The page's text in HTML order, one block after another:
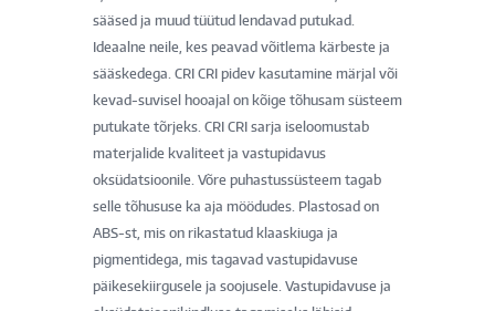
sääsed ja muud tüütud lendavad putukad.
Ideaalne neile, kes peavad võitlema kärbeste ja
sääskedega. CRI CRI pidev kasutamine märjal või
kevad-suvisel hooajal on kõige tõhusam süsteem
putukate tõrjeks. CRI CRI sarja iseloomustab
materjalide kvaliteet ja vastupidavus
oksüdatsioonile. Võre puhastussüsteem tagab
selle tõhususe ka aja möödudes. Plastosad on
ABS-st, mis on rikastatud klaaskiuga ja
pigmentidega, mis tagavad vastupidavuse
päikesekiirgusele ja soojusele. Vastupidavuse ja